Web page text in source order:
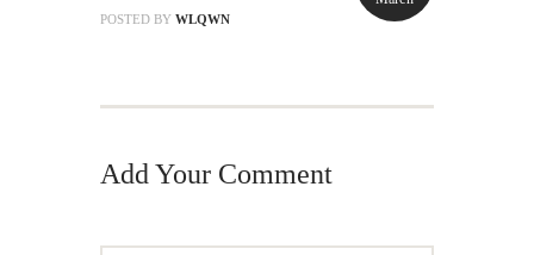
POSTED BY WLQWN
Add Your Comment